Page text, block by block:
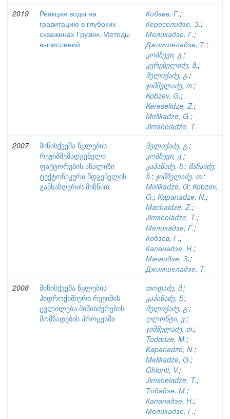
2019
Реакция воды на
гравитацию в глубоких
скважинах Грузии. Методы
вычислений
Кобзев, Г.;
Кереселидзе, З.;
Меликадзе, Г.;
Джимшеладзе, Т.;
კობზევი, გ.;
კერესელიძე, ზ.;
მელიქაძე, გ.;
ჯიმშელაძე, თ.;
Kobzev, G.;
Kereselidze, Z.;
Melikadze, G.;
Jimsheladze, T.
2007
მიწისქვეშა წყლების
რეჟიმშემადგენელი
ფაქტორების ანალიზი
ტექტონიკური მდგენელის
განსაზღვრის მიზნით
მელიქაძე, გ.;
კობზევი, გ.;
კაპანაძე, ნ.; მაჩაიძე,
ზ.; ჯიმშელაძე, თ.;
Melikadze, G; Kobzev,
G.; Kapanadze, N.;
Machaidze, Z.;
Jimsheladze, T.;
Меликадзе, Г.;
Кобзев, Г.;
Капанадзе, Н.;
Мачаидзе, З.;
Джимшеладзе, Т.
2008
მიწისქვეშა წყლების
ჰიდროქიმიური რეჟიმის
ცვლილება მიწისძვრების
მომზადების პროცესში
თოდაძე, მ.;
კაპანაძე, ნ.;
მელიქაძე, გ.;
ღლონტი, ვ.;
ჯიმშელაძე, თ.;
Todadze, M.;
Kapanadze, N.;
Melikadze, G.;
Ghlonti, V.;
Jimsheladze, T.;
Тодадзе, М.;
Капанадзе, Н.;
Меликадзе, Г.;